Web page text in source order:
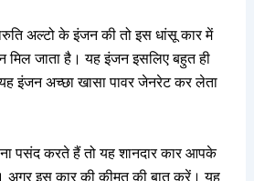
अल्टो के इंजन की तो इस धांसू कार में
मिल जाता है। यह इंजन इसलिए बहुत ही
इंजन अच्छा खासा पावर जेनरेट कर लेता
पसंद करते हैं तो यह शानदार कार आपके
अगर इस कार की कीमत की बात करें। यह